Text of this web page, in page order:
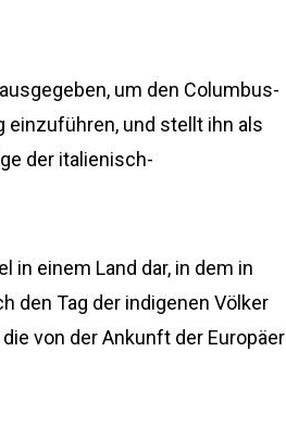
um den Columbus-
einzuführen, und stellt ihn als
der italienisch-
in einem Land dar, in dem in
den Tag der indigenen Völker
von der Ankunft der Europäer